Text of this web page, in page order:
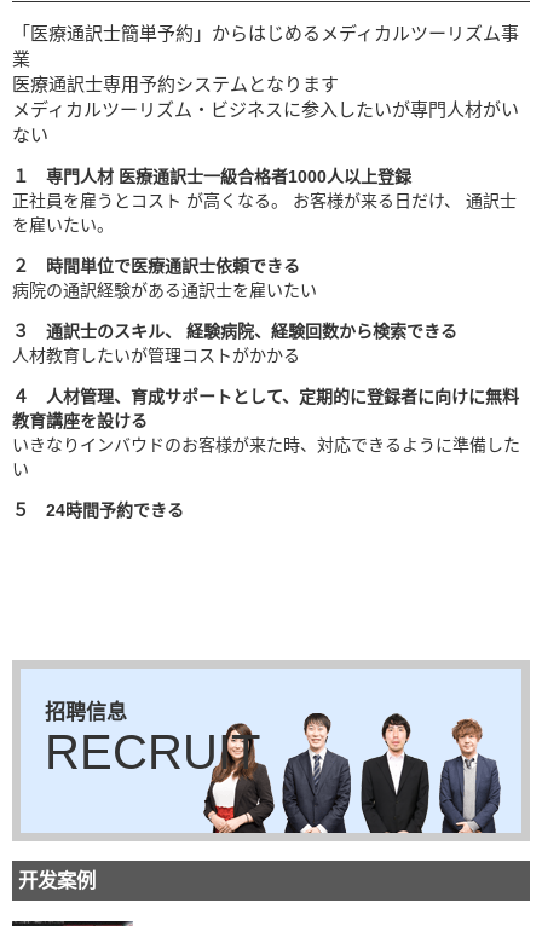
「医療通訳士簡単予約」からはじめるメディカルツーリズム事
業
医療通訳士専用予約システムとなります
メディカルツーリズム・ビジネスに参入したいが専門人材がい
ない
１ 専門人材 医療通訳士一級合格者1000人以上登録
正社員を雇うとコスト が高くなる。 お客様が来る日だけ、 通訳士
を雇いたい。
２ 時間単位で医療通訳士依頼できる
病院の通訳経験がある通訳士を雇いたい
３ 通訳士のスキル、 経験病院、経験回数から検索できる
人材教育したいが管理コストがかかる
４ 人材管理、育成サポートとして、定期的に登録者に向けに無料
教育講座を設ける
いきなりインバウドのお客様が来た時、対応できるように準備した
い
５ 24時間予約できる
招聘信息
RECRUIT
开发案例